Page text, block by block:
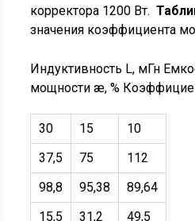
корректора 1200 Вт.
значения коэффициента
Индуктивность L, мГн
мощности æ, %
30 15
10
37,5
75
112
98,8
95,38
89,64
15,5
31,2 49,5